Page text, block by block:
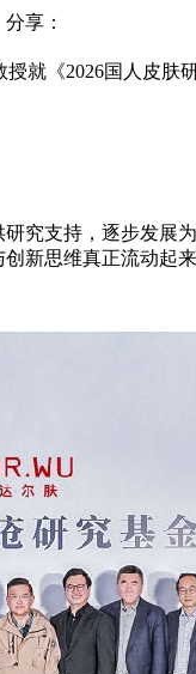
分享：
就《2026国人皮
究支持，逐步发展
新思维真正流动起来